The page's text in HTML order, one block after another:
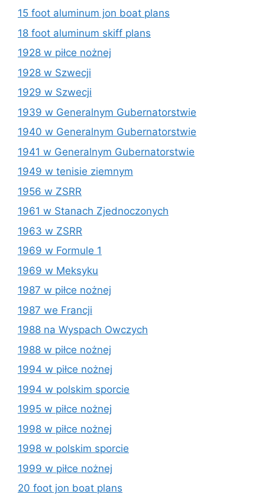
15 foot aluminum jon boat plans
18 foot aluminum skiff plans
1928 w piłce nożnej
1928 w Szwecji
1929 w Szwecji
1939 w Generalnym Gubernatorstwie
1940 w Generalnym Gubernatorstwie
1941 w Generalnym Gubernatorstwie
1949 w tenisie ziemnym
1956 w ZSRR
1961 w Stanach Zjednoczonych
1963 w ZSRR
1969 w Formule 1
1969 w Meksyku
1987 w piłce nożnej
1987 we Francji
1988 na Wyspach Owczych
1988 w piłce nożnej
1994 w piłce nożnej
1994 w polskim sporcie
1995 w piłce nożnej
1998 w piłce nożnej
1998 w polskim sporcie
1999 w piłce nożnej
20 foot jon boat plans